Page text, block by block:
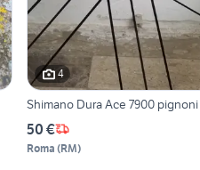
4
Shimano Dura Ace 7900 pignoni
50 €
Roma (RM)